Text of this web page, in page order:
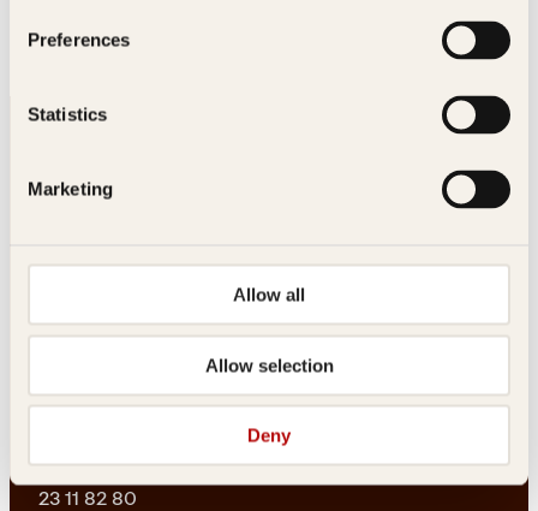
Preferences
Statistics
Marketing
Allow all
Allow selection
Deny
kjøkken
Kundeservice nettbutikk
23 11 82 80
For bokhandlere og forfattere
23 11 82 80